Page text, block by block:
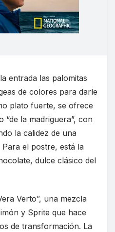
entrada las palomitas
de colores para darle
plato fuerte, se ofrece
“de la madriguera”, con
la calidez de una
el postre, está la
dulce clásico del
Verto”, una mezcla
y Sprite que hace
de transformación. La